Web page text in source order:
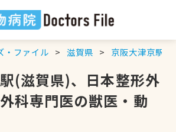
・ファイル 滋賀県 京阪大津京駅
(滋賀県)、日本整形外
科専門医の獣医・動